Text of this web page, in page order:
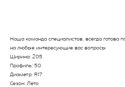
Наша команда специалистов, всегда готова
на любые интересующие вас вопросы
Ширина: 205
Профиль: 50
Диаметр: R17
Сезон: Лето